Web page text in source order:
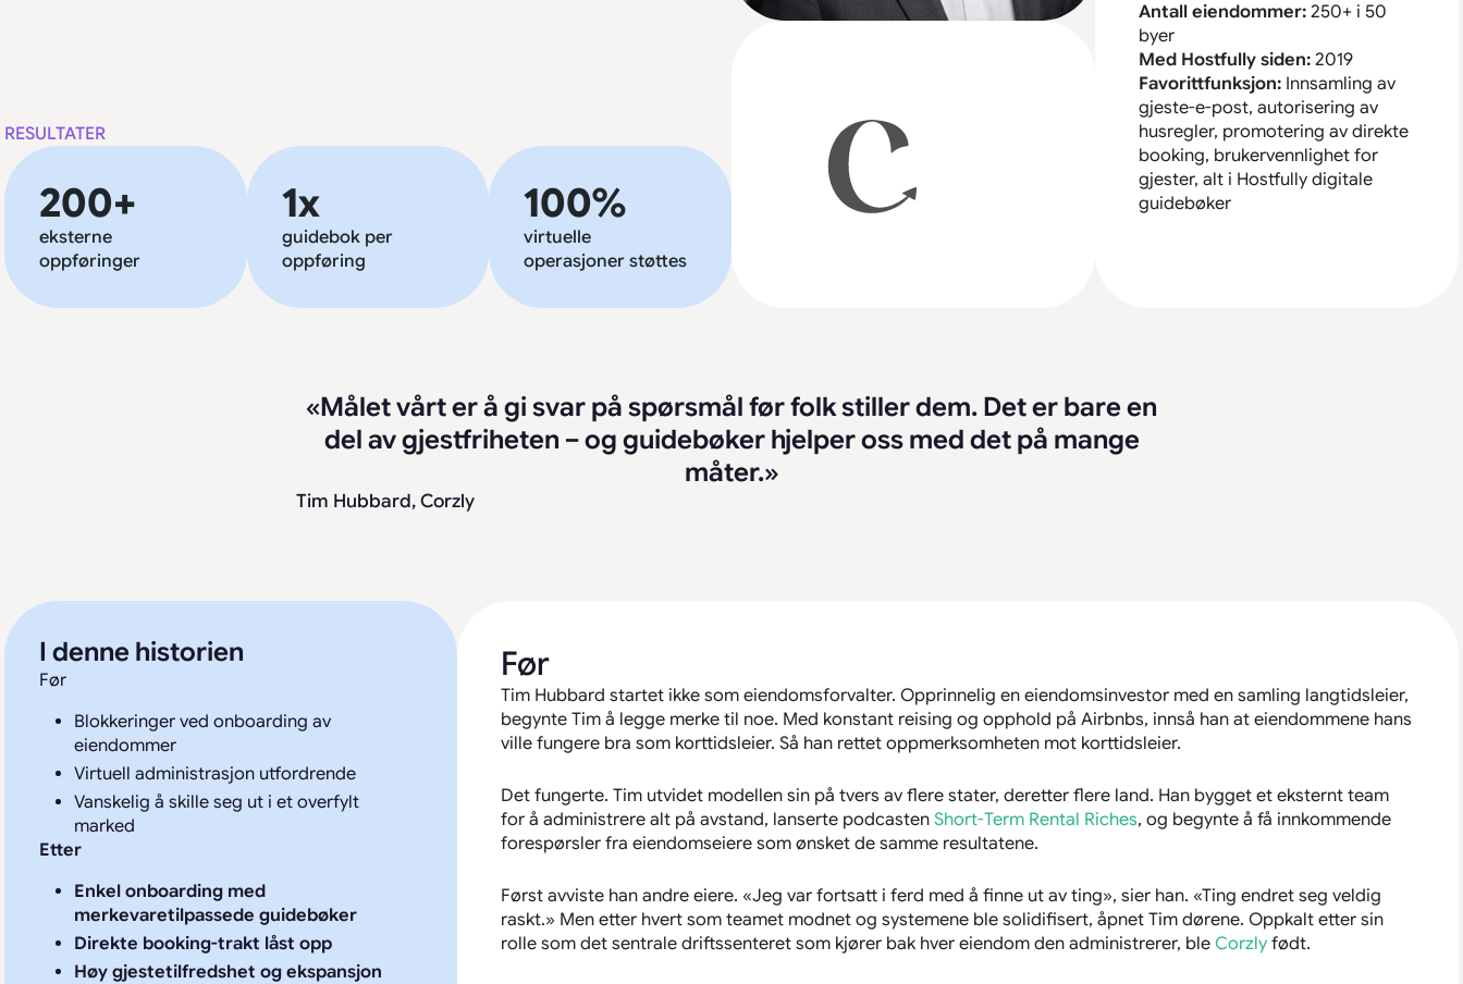
RESULTATER
200+
eksterne
oppføringer
1x
guidebok per
oppføring
100%
virtuelle
operasjoner støttes
Antall eiendommer: 250+ i 50
byer
Med Hostfully siden: 2019
Favorittfunksjon: Innsamling av
gjeste-e-post, autorisering av
husregler, promotering av direkte
booking, brukervennlighet for
gjester, alt i Hostfully digitale
guidebøker
«Målet vårt er å gi svar på spørsmål før folk stiller dem. Det er bare en
del av gjestfriheten – og guidebøker hjelper oss med det på mange
måter.»
Tim Hubbard,Corzly
I denne historien
Før
Blokkeringer ved onboarding av
eiendommer
Virtuell administrasjon utfordrende
Vanskelig å skille seg ut i et overfylt
marked
Etter
Enkel onboarding med
merkevaretilpassede guidebøker
Direkte booking-trakt låst opp
Høy gjestetilfredshet og ekspansjon
Før
Tim Hubbard startet ikke som eiendomsforvalter. Opprinnelig en eiendomsinvestor med en samling langtidsleier,
begynte Tim å legge merke til noe. Med konstant reising og opphold på Airbnbs, innså han at eiendommene hans
ville fungere bra som korttidsleier. Så han rettet oppmerksomheten mot korttidsleier.
Det fungerte. Tim utvidet modellen sin på tvers av flere stater, deretter flere land. Han bygget et eksternt team
for å administrere alt på avstand, lanserte podcasten Short-Term Rental Riches, og begynte å få innkommende
forespørsler fra eiendomseiere som ønsket de samme resultatene.
Først avviste han andre eiere. «Jeg var fortsatt i ferd med å finne ut av ting», sier han. «Ting endret seg veldig
raskt.» Men etter hvert som teamet modnet og systemene ble solidifisert, åpnet Tim dørene. Oppkalt etter sin
rolle som det sentrale driftssenteret som kjører bak hver eiendom den administrerer, ble Corzly født.